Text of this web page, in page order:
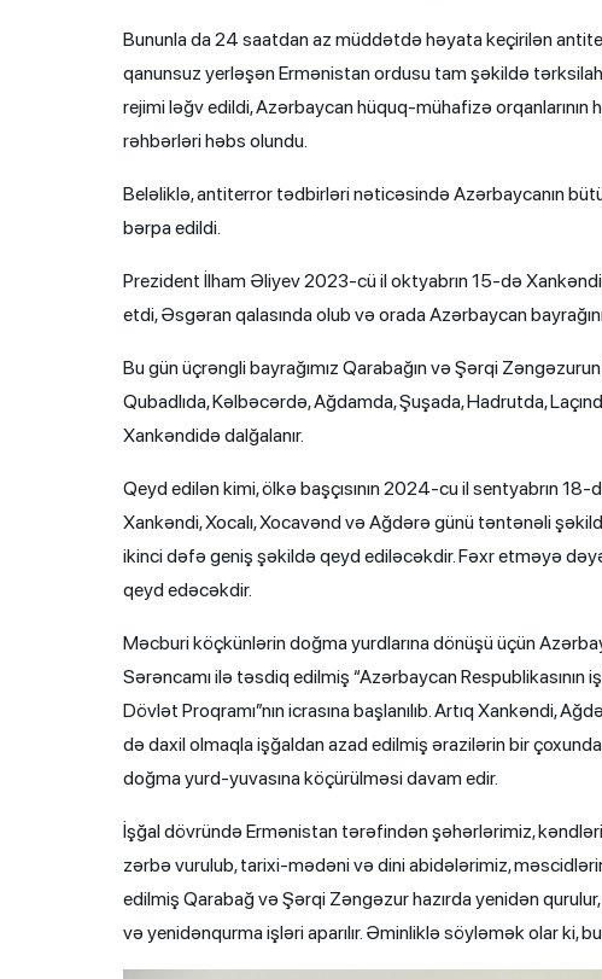
Bununla da 24 saatdan az müddətdə həyata keçirilən
qanunsuz yerləşən Ermənistan ordusu tam şəkildə
rejimi ləğv edildi, Azərbaycan hüquq-mühafizə
rəhbərləri həbs olundu.
Beləliklə, antiterror tədbirləri nəticəsində Azərbaycanın
bərpa edildi.
Prezident İlham Əliyev 2023-cü il oktyabrın 15-də
etdi, Əsgəran qalasında olub və orada Azərbaycan bayrağını
Bu gün üçrəngli bayrağımız Qarabağın və Şərqi
Qubadlıda, Kəlbəcərdə, Ağdamda, Şuşada, Hadrutda,
Xankəndidə dalğalanır.
Qeyd edilən kimi, ölkə başçısının 2024-cu il sentyabrın
Xankəndi, Xocalı, Xocavənd və Ağdərə günü təntənəli
ikinci dəfə geniş şəkildə qeyd ediləcəkdir. Fəxr etməyə
qeyd edəcəkdir.
Məcburi köçkünlərin doğma yurdlarına dönüşü üçün
Sərəncamı ilə təsdiq edilmiş “Azərbaycan Respublikasının
Dövlət Proqramı”nın icrasına başlanılıb. Artıq Xankəndi,
də daxil olmaqla işğaldan azad edilmiş ərazilərin bir
doğma yurd-yuvasına köçürülməsi davam edir.
İşğal dövründə Ermənistan tərəfindən şəhərlərimiz,
zərbə vurulub, tarixi-mədəni və dini abidələrimiz,
edilmiş Qarabağ və Şərqi Zəngəzur hazırda yenidən
və yenidənqurma işləri aparılır. Əminliklə söyləmək olar ki,